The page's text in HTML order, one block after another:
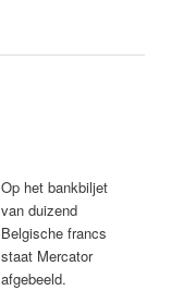
Op het bankbiljet
van duizend
Belgische francs
staat Mercator
afgebeeld.